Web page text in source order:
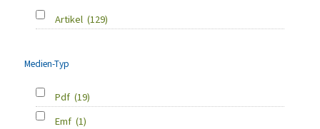
Artikel (129)
Medien-Typ
Pdf (19)
Emf (1)